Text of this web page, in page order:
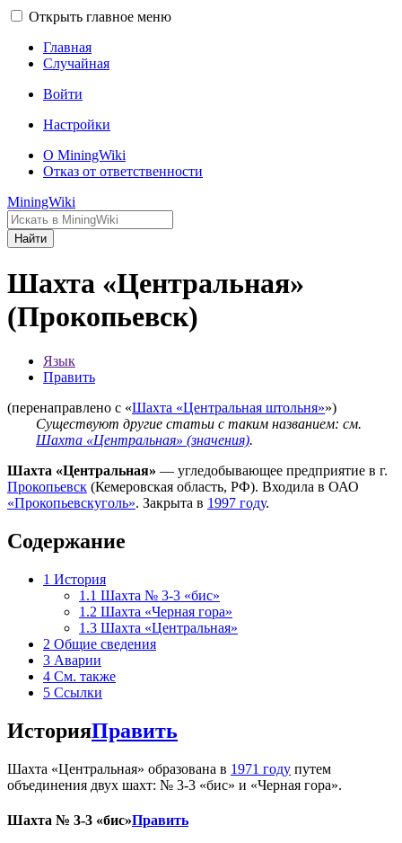
Открыть главное меню
Главная
Случайная
Войти
Настройки
О MiningWiki
Отказ от ответственности
MiningWiki
Найти
Шахта «Центральная»
(Прокопьевск)
Язык
Править
(перенаправлено с «Шахта «Центральная штольня»»)
Существуют другие статьи с таким названием: см.
Шахта «Центральная» (значения).
Шахта «Центральная» — угледобывающее предприятие в г.
Прокопьевск (Кемеровская область, РФ). Входила в ОАО
«Прокопьевскуголь». Закрыта в 1997 году.
Содержание
1 История
1.1 Шахта № 3-3 «бис»
1.2 Шахта «Черная гора»
1.3 Шахта «Центральная»
2 Общие сведения
3 Аварии
4 См. также
5 Ссылки
ИсторияПравить
Шахта «Центральная» образована в 1971 году путем
объединения двух шахт: № 3-3 «бис» и «Черная гора».
Шахта № 3-3 «бис»Править